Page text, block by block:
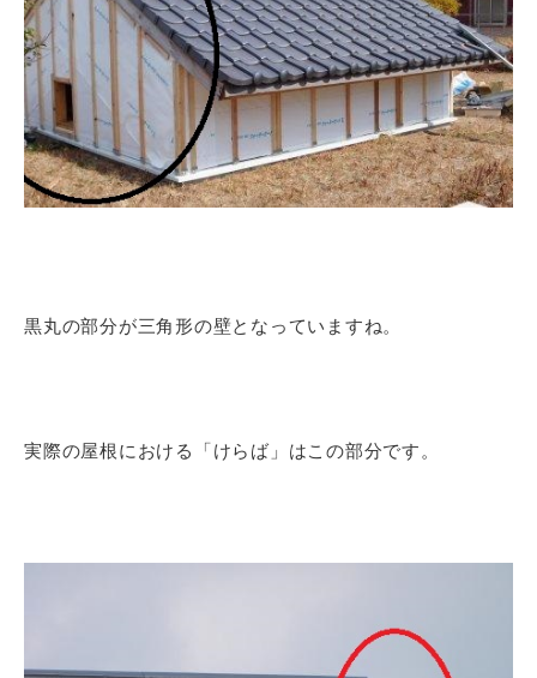
黒丸の部分が三角形の壁となっていますね。
実際の屋根における「けらば」はこの部分です。